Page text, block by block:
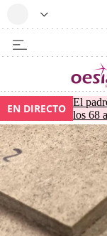
EN DIRECTO El
los 68